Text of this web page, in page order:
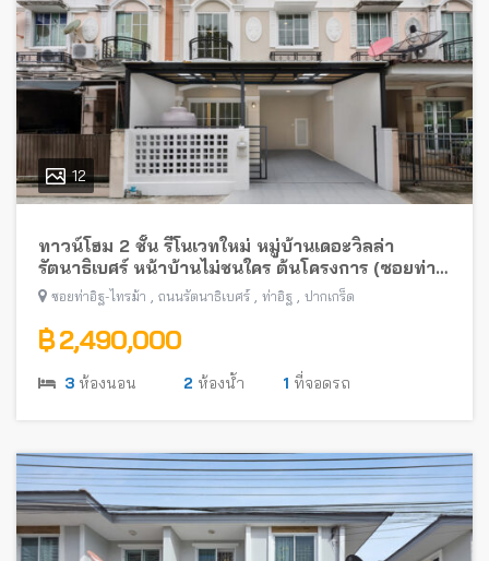
12
ทาวน์โฮม 2 ชั้น รีโนเวทใหม่ หมู่บ้านเดอะวิลล่า
รัตนาธิเบศร์ หน้าบ้านไม่ชนใคร ต้นโครงการ (ซอยท่า
อิฐ-ไทรม้า) พร้อมอยู่ ใกล้รถไฟฟ้าสายสีม่วง
ซอยท่าอิฐ-ไทรม้า , ถนนรัตนาธิเบศร์ , ท่าอิฐ , ปากเกร็ด
฿ 2,490,000
3 ห้องนอน 2 ห้องน้ำ 1 ที่จอดรถ